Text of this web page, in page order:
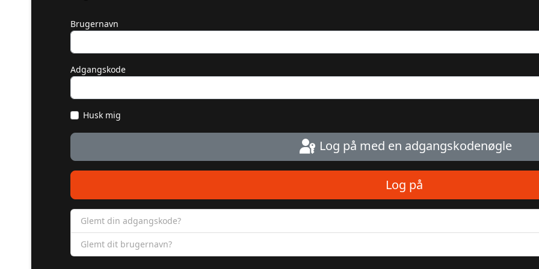
Brugernavn
Adgangskode
Husk mig
Log på med en adgangskodenøgle
Log på
Glemt din adgangskode?
Glemt dit brugernavn?